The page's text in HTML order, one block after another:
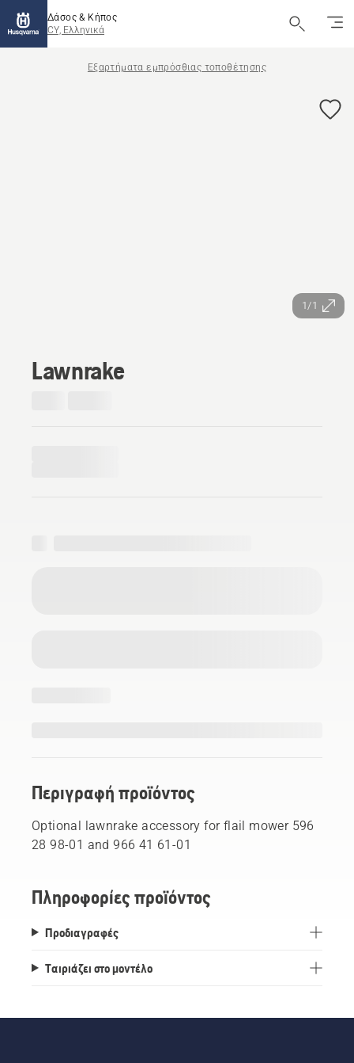
Δάσος & Κήπος
CY, Ελληνικά
Εξαρτήματα εμπρόσθιας τοποθέτησης
1/1
Lawnrake
Περιγραφή προϊόντος
Optional lawnrake accessory for flail mower 596
28 98-01 and 966 41 61-01
Πληροφορίες προϊόντος
Προδιαγραφές
Ταιριάζει στο μοντέλο